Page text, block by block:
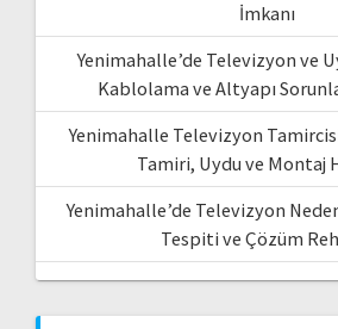
İmkanı
Yenimahalle’de Televizyon ve
Kablolama ve Altyapı
Yenimahalle Televizyon
Tamiri, Uydu ve Montaj
Yenimahalle’de Televizyon
Tespiti ve Çözüm